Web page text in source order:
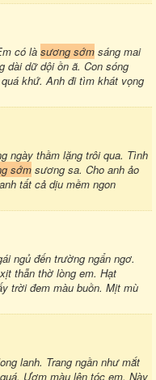
có là sương sớm sáng mai
dài dữ dội ồn ã. Con sóng
khứ. Anh đi tìm khát vọng
ngày thầm lặng trôi qua. Tình
sớm sương sa. Cho anh ảo
tất cả dịu mềm ngon
ngủ đến trường ngẩn ngơ.
thẫn thờ lòng em. Hạt
trời đem màu buồn. Mịt mù
lanh. Trang ngần như mắt
Ươm màu lên tóc em. Này